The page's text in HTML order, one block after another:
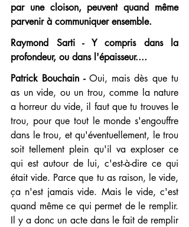
par une cloison, peuvent quand même
parvenir à communiquer ensemble.
Raymond Sarti - Y compris dans la
profondeur, ou dans l'épaisseur....
Patrick Bouchain - Oui, mais dès que tu
as un vide, ou un trou, comme la nature
a horreur du vide, il faut que tu trouves le
trou, pour que tout le monde s'engouffre
dans le trou, et qu'éventuellement, le trou
soit tellement plein qu'il va exploser ce
qui est autour de lui, c'est-à-dire ce qui
était vide. Parce que tu as raison, le vide,
ça n'est jamais vide. Mais le vide, c'est
quand même ce qui permet de le remplir.
Il y a donc un acte dans le fait de remplir